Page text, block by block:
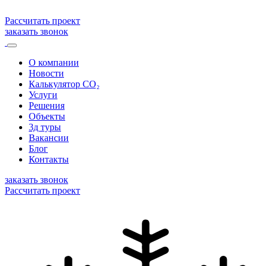
Рассчитать проект
заказать звонок
О компании
Новости
Калькулятор CO₂
Услуги
Решения
Объекты
3д туры
Вакансии
Блог
Контакты
заказать звонок
Рассчитать проект